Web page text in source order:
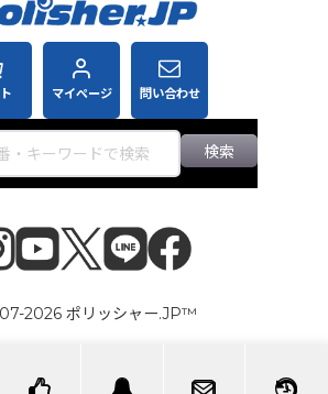
マイページ 問い合わせ
検索
2026 ポリッシャー.JP™